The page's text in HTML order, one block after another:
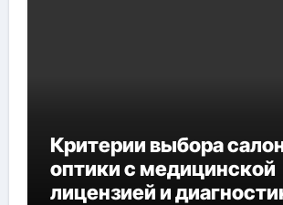
Критерии выбора
оптики с медицинской
лицензией и